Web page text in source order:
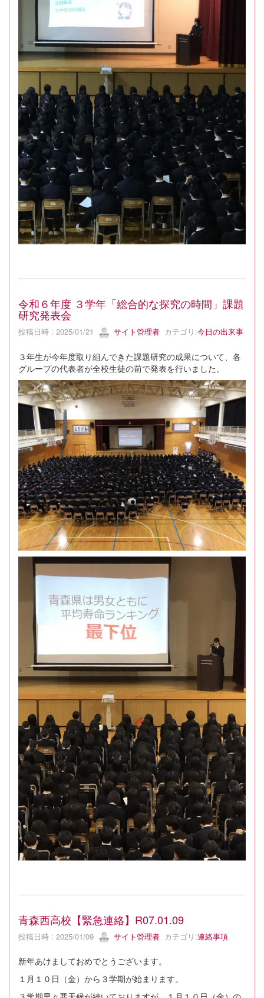
令和６年度 ３学年「総合的な探究の時間」課題
研究発表会
投稿日時 : 2025/01/21 サイト管理者 カテゴリ:今日の出来事
３年生が今年度取り組んできた課題研究の成果について、各
グループの代表者が全校生徒の前で発表を行いました。
青森西高校【緊急連絡】R07.01.09
投稿日時 : 2025/01/09 サイト管理者 カテゴリ:連絡事項
新年あけましておめでとうございます。
１月１０日（金）から３学期が始まります。